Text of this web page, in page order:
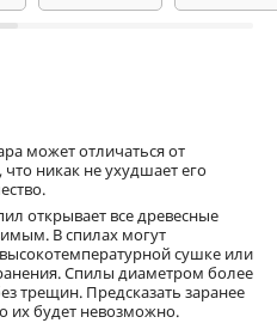
может отличаться от
никак не ухудшает его
открывает все древесные
В спилах могут
сушке или
Спилы диаметром более
трещин. Предсказать заранее
их будет невозможно.